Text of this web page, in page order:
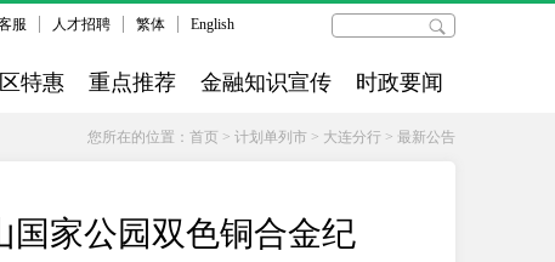
服 人才招聘 繁体 English
特惠 重点推荐 金融知识宣传 时政要闻
您所在的位置： 首页 > 计划单列市 > 大连分行 > 最新公告
国家公园双色铜合金纪